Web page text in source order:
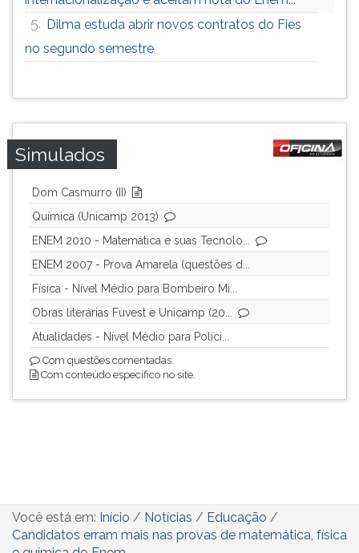
5. Dilma estuda abrir novos contratos do Fies
no segundo semestre
Simulados
Dom Casmurro (II)
Química (Unicamp 2013)
ENEM 2010 - Matemática e suas Tecnolo...
ENEM 2007 - Prova Amarela (questões d...
Física - Nível Médio para Bombeiro Mi...
Obras literárias Fuvest e Unicamp (20...
Atualidades - Nível Médio para Políci...
Com questões comentadas.
Com conteúdo específico no site.
Você está em: Início / Notícias / Educação /
Candidatos erram mais nas provas de matemática, física